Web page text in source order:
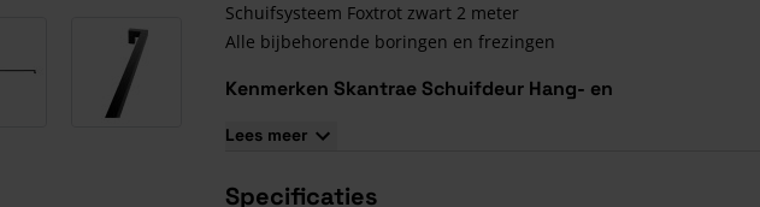
View larger imageView larger image
Schuifsysteem Foxtrot zwart 2 meter
Alle bijbehorende boringen en frezingen
Kenmerken Skantrae Schuifdeur Hang- en
Bijbehorende frezingen en boringen.
Lees meer
Specificaties